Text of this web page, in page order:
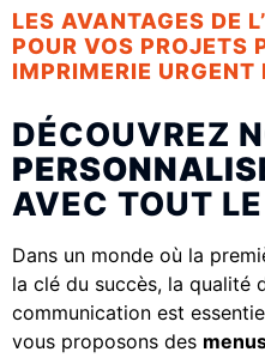
LES AVANTAGES DE
POUR VOS PROJETS
IMPRIMERIE URGENT
DÉCOUVREZ
AVEC TOUT
Dans un monde où la
la clé du succès, la qualité
communication est
vous proposons des